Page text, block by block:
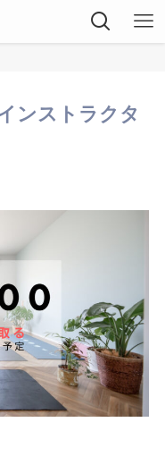
ンストラクタ